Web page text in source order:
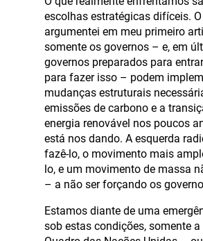
escolhas estratégicas difíceis.
argumentei em meu primeiro
somente os governos – e, em
governos preparados para
para fazer isso – podem
mudanças estruturais
emissões de carbono e a
energia renovável nos poucos
está nos dando. A esquerda
fazê-lo, o movimento mais
lo, e um movimento de massa
– a não ser forçando os
Estamos diante de uma
sob estas condições, somente a